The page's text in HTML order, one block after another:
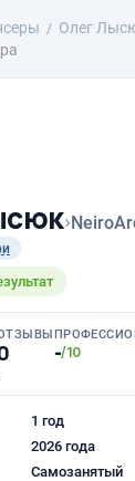
Олег
›
-/10
1 год
2026 года
Самозанятый